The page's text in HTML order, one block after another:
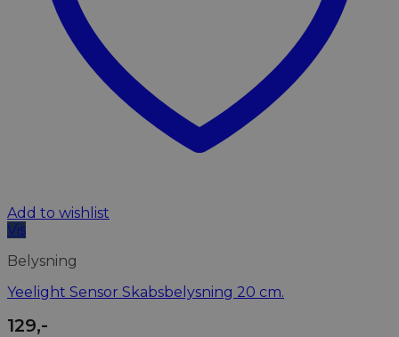
Add to wishlist
Vis
Belysning
Yeelight Sensor Skabsbelysning 20 cm.
129,-